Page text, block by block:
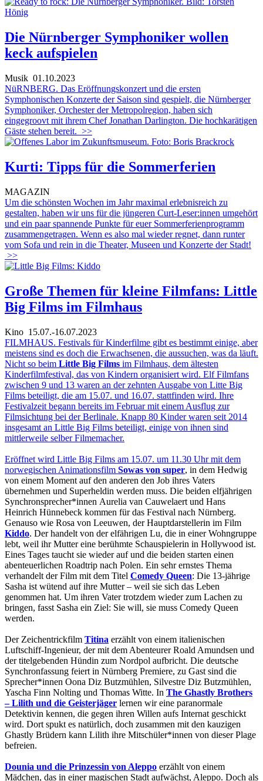
Die Nürnberger Symphoniker wollen
keck aufspielen
Musik 01.10.2023
NüRNBERG. Das Eröffnungskonzert und die ersten
Symphonischen Konzerte der Saison sind gespielt, die Nürnberger
Symphoniker, Orchester der Metropolregion, haben sich
eingegroovt mit ihrem Chef Jonathan Darlington. Die hochkarätigen
Gäste stehen bereit. >>
Kurti: Tipps für die Sommerferien
MAGAZIN
Um die schönsten Wochen im Jahr maximal erlebnisreich zu
gestalten, haben wir uns für die jüngeren Curt-Leser:innen umgehört
und ein paar spannende Punkte für euer Sommerferienprogramm
zusammengetragen. Wenn es also mal wieder regnet, dann runter
vom Sofa und rein in die Theater, Museen und Konzerte der Stadt!
>>
Große Themen für kleine Filmfans: Little
Big Films im Filmhaus
Kino 15.07.-16.07.2023
FILMHAUS. Festivals für Kinderfilme gibt es bestimmt einige, aber
meistens sind es doch die Erwachsenen, die aussuchen, was da läuft.
Nicht so beim Little Big Films im Filmhaus, dem ältesten
Kinderfilmfestival, das von Kindern organisiert wird. Elf Filmfans
zwischen 9 und 13 waren an der zehnten Ausgabe von Litte Big
Films beteiligt, die am 15.07. und 16.07. stattfinden wird. Ihre
Festivalzeit begann bereits im Februar mit einem Ausflug zur
Filmsichtung bei der Berlinale. Knapp 80 Kinder waren seit 2014
insgesamt an Little Big Films beteiligt, einige von ihnen sind
mittlerweile selber Filmemacher.
Eröffnet wird Little Big Films am 15.07. um 11.30 Uhr mit dem
norwegischen Animationsfilm Sowas von super, in dem Hedwig
von einem Moment auf den anderen den Job ihres Vaters
übernehmen und Superheldin werden muss. Die beiden elfjährigen
Synchronsprecher*innen Aurelia van Cauwelaert und Hans
Heinrich Hünnebeck kommen für das Festival nach Nürnberg.
Genauso wie Rosa von Leeuwen, der Hauptdarstellerin im Film
Kiddo. Der handelt von der elfährigen Lu, die in einer Wohngruppe
lebt, weil ihr Mutter eine berühmte Schauspielerin in Hollywood ist.
Eines Tages taucht sie wieder auf und die beiden starten einen
abenteuerlichen Roadtrip nach Polen. Ein sehr ernstes Thema
verhandelt der Film mit dem Titel Comedy Queen: Die 13-jährige
Sasha ist wütend auf ihre Mutter – weil sie sich das Leben
genommen hat. Um ihren Vater trotzdem wieder zum Lachen zu
bringen, fasst Sasha ein Ziel: Sie will, sie muss Comedy Queen
werden.
Der Zeichentrickfilm Titina erzählt von einem italienischen
Luftschiff-Ingenieur, der mit dem Abenteurer Roald Amundsen und
der titelgebenden Hündin zum Nordpol aufbricht. Die deutsche
Synchronfassung feiert in Nürnberg Premiere, zu Gast sind die
Sprecher*innen Oona Diz Butzmühlen, Silvestre Diz Butzmühlen,
Yascha Finn Nolting und Thomas Witte. In The Ghastly Brothers
– Lilith und die Geisterjäger lernen wir eine paranormale
Detektivin kennen, die gegen ihren Willen aufs Internat geschickt
wird. Dort spukt es natürlich, doch zusammen mit den kauzigen
Ghastly Brüdern kann Lilith ihre Mitschüler*innen von dieser Plage
befreien.
Dounia und die Prinzessin von Aleppo erzählt von einem
Mädchen, das in einer magischen Stadt aufwächst, Aleppo. Doch als